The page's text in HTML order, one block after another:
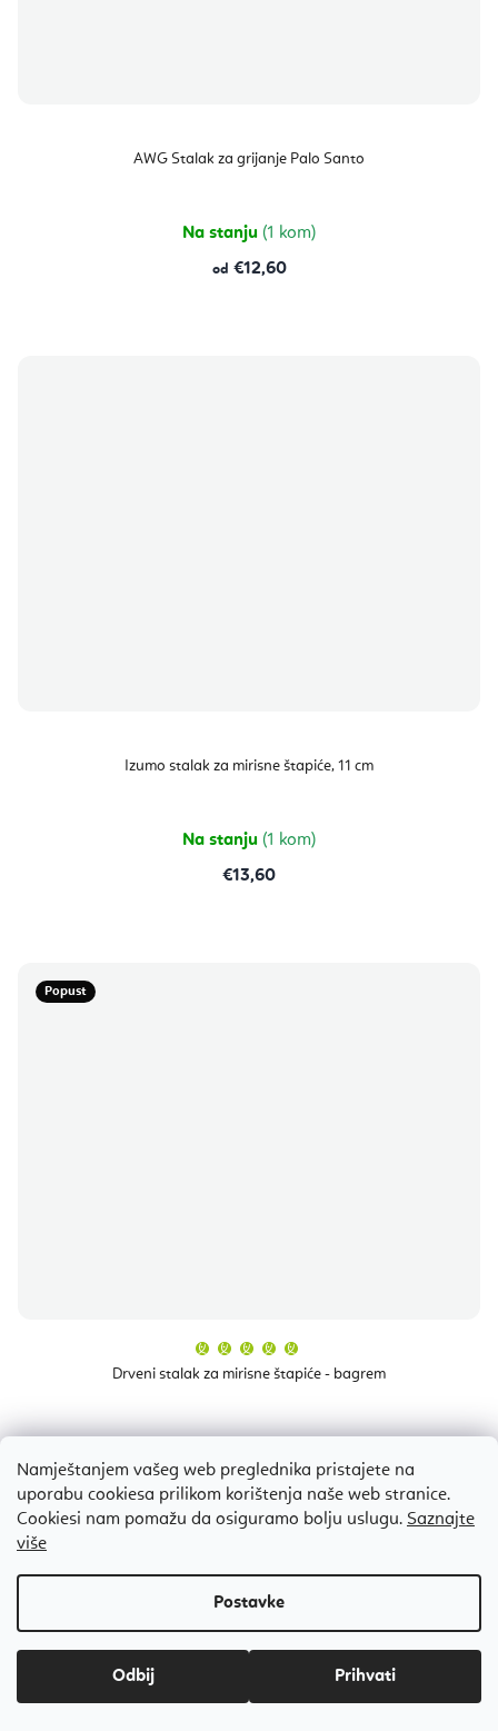
Namještanjem vašeg web preglednika pristajete na
uporabu cookiesa prilikom korištenja naše web stranice.
Cookiesi nam pomažu da osiguramo bolju uslugu. Saznajte
više
Odbij
AWG Stalak za grijanje Palo Santo
Na stanju (1 kom)
od €12,60
Izumo stalak za mirisne štapiće, 11 cm
Na stanju (1 kom)
€13,60
Popust
Drveni stalak za mirisne štapiće - bagrem
proizvoda
je
zvjezdica.
€2,50
€2,90
Bestseller